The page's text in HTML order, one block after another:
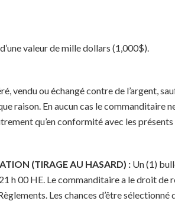
valeur de mille dollars (1,000$).
ou échangé contre de l’argent,
raison. En aucun cas le commanditaire
qu’en conformité avec les
(TIRAGE AU HASARD) : Un (1)
h 00 HE. Le commanditaire a le droit de
Les chances d’être